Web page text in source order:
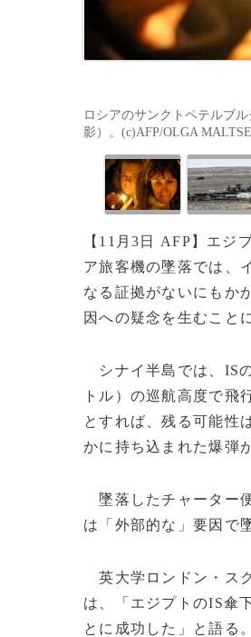
ロシアのサンクトペテルブ
影）。(c)AFP/OLGA
【11月3日 AFP】エジ
ア旅客機の墜落では、
なる証拠がないにもか
因への疑念を生むこと
シナイ半島では、IS
トル）の巡航高度で飛
とすれば、残る可能性
かに持ち込まれた爆弾
墜落したチャーター
は「外部的な」要因で
英大学ロンドン・ス
は、「エジプトのIS傘
とに成功した」と語る。